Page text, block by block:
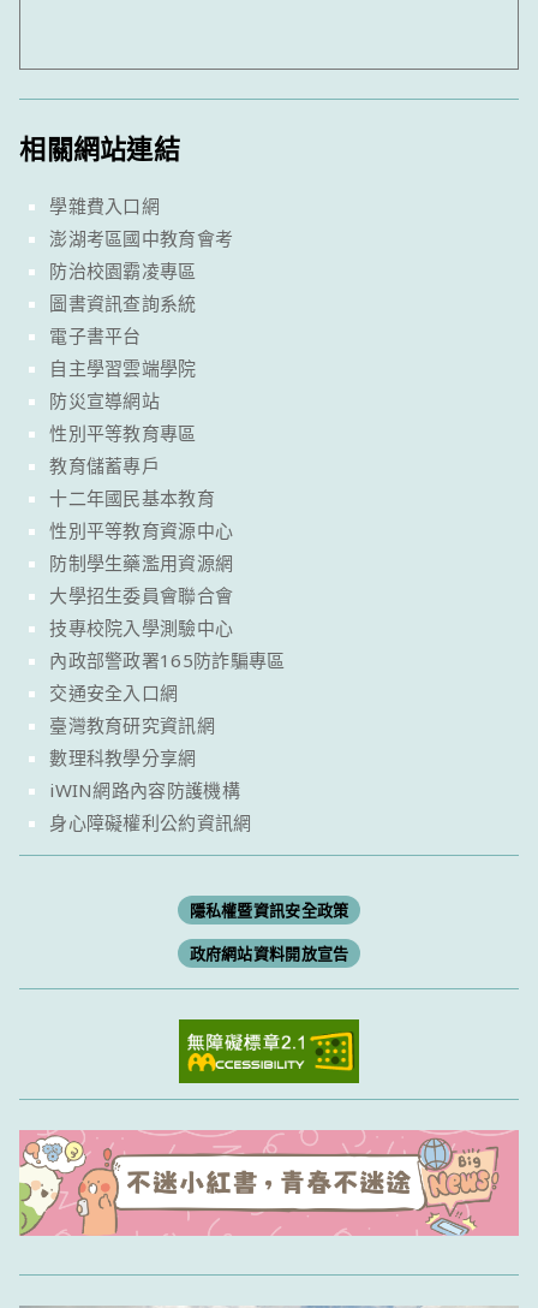
相關網站連結
學雜費入口網
澎湖考區國中教育會考
防治校園霸凌專區
圖書資訊查詢系統
電子書平台
自主學習雲端學院
防災宣導網站
性別平等教育專區
教育儲蓄專戶
十二年國民基本教育
性別平等教育資源中心
防制學生藥濫用資源網
大學招生委員會聯合會
技專校院入學測驗中心
內政部警政署165防詐騙專區
交通安全入口網
臺灣教育研究資訊網
數理科教學分享網
iWIN網路內容防護機構
身心障礙權利公約資訊網
隱私權暨資訊安全政策
政府網站資料開放宣告